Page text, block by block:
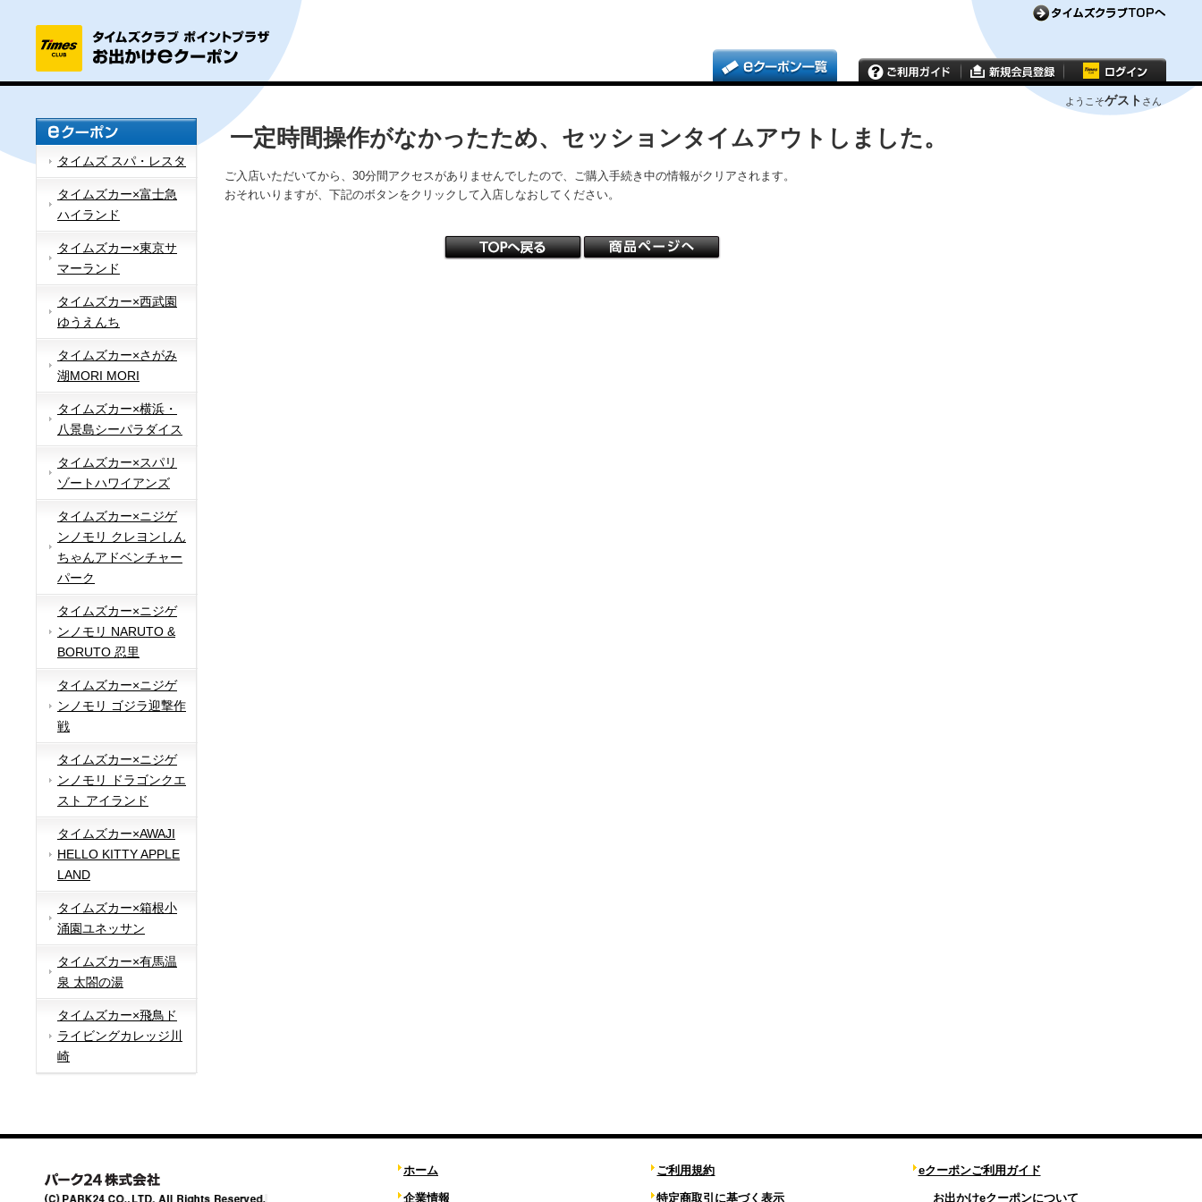
ようこそゲスト さん
タイムズ スパ・レスタ
タイムズカー×富士急
ハイランド
タイムズカー×東京サ
マーランド
タイムズカー×西武園
ゆうえんち
タイムズカー×さがみ
湖MORI MORI
タイムズカー×横浜・
八景島シーパラダイス
タイムズカー×スパリ
ゾートハワイアンズ
タイムズカー×ニジゲ
ンノモリ クレヨンしん
ちゃんアドベンチャー
パーク
タイムズカー×ニジゲ
ンノモリ NARUTO &
BORUTO 忍里
タイムズカー×ニジゲ
ンノモリ ゴジラ迎撃作
戦
タイムズカー×ニジゲ
ンノモリ ドラゴンクエ
スト アイランド
タイムズカー×AWAJI
HELLO KITTY APPLE
LAND
タイムズカー×箱根小
涌園ユネッサン
タイムズカー×有馬温
泉 太閤の湯
タイムズカー×飛鳥ド
ライビングカレッジ川
崎
一定時間操作がなかったため、セッションタイムアウトしました。
ご入店いただいてから、30分間アクセスがありませんでしたので、ご購入手続き中の情報がクリアされます。
おそれいりますが、下記のボタンをクリックして入店しなおしてください。
ホーム
企業情報
ご利用規約
特定商取引に基づく表示
eクーポンご利用ガイド
お出かけeクーポンについて